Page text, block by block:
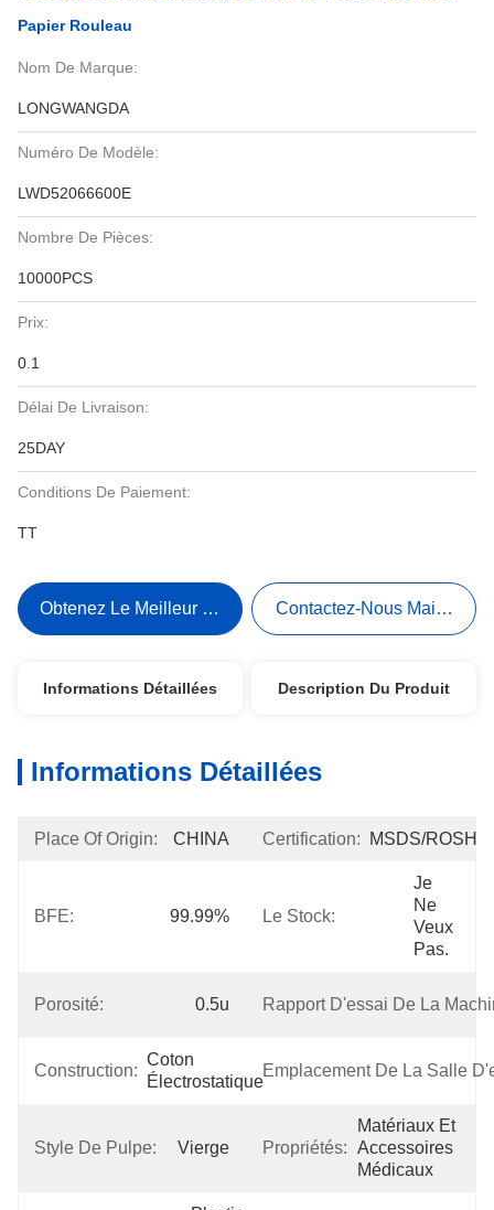
Papier Rouleau
Nom De Marque:
LONGWANGDA
Numéro De Modèle:
LWD52066600E
Nombre De Pièces:
10000PCS
Prix:
0.1
Délai De Livraison:
25DAY
Conditions De Paiement:
TT
Obtenez Le Meilleur Prix Contactez-Nous Maintenant
Informations Détaillées Description Du Produit
Informations Détaillées
Place Of Origin: CHINA Certification: MSDS/ROSH
BFE: 99.99% Le Stock:
Je
Ne
Veux
Pas.
Porosité: 0.5u Rapport D'essai De La
Construction:
Coton
Électrostatique
Emplacement De La Salle
Style De Pulpe: Vierge Propriétés:
Matériaux Et
Accessoires
Médicaux